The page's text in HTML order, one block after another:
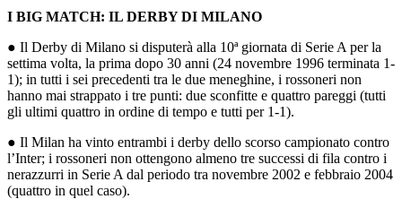
I BIG MATCH: IL DERBY DI MILANO
● Il Derby di Milano si disputerà alla 10ª giornata di Serie A per la
settima volta, la prima dopo 30 anni (24 novembre 1996 terminata 1-
1); in tutti i sei precedenti tra le due meneghine, i rossoneri non
hanno mai strappato i tre punti: due sconfitte e quattro pareggi (tutti
gli ultimi quattro in ordine di tempo e tutti per 1-1).
● Il Milan ha vinto entrambi i derby dello scorso campionato contro
l’Inter; i rossoneri non ottengono almeno tre successi di fila contro i
nerazzurri in Serie A dal periodo tra novembre 2002 e febbraio 2004
(quattro in quel caso).